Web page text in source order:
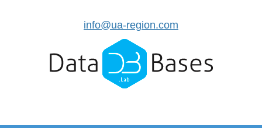
info@ua-region.com